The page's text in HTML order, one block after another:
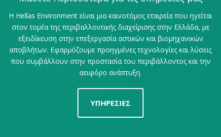
Η Hellas Environment είναι μια καινοτόμος εταιρεία που ηγείται
στον τομέα της περιβαλλοντικής διαχείρισης στην Ελλάδα, με
εξειδίκευση στην επεξεργασία αστικών και βιομηχανικών
αποβλήτων. Εφαρμόζουμε προηγμένες τεχνολογίες και λύσεις
που συμβάλλουν στην προστασία του περιβάλλοντος και την
αειφόρο ανάπτυξη.
ΥΠΗΡΕΣΙΕΣ